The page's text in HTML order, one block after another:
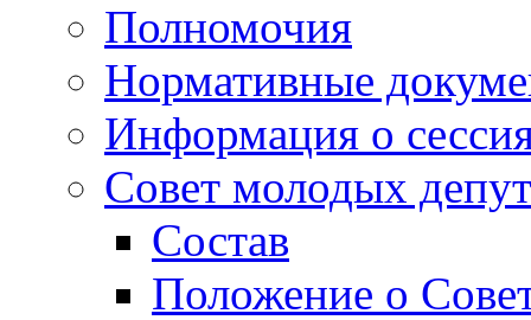
Полномочия
Нормативные
Информация о
Совет молодых
Состав
Положение о